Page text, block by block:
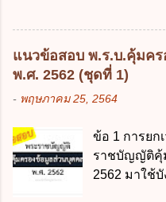
เครือข่ายดิ
จ่ายงบประม
ตามเป้าหมา
เกี่ยวกับ "แผ
รับผิดชอบใ
หน่วยงานข
การบริหารง
สาธารณะใ
เรื่อง หลัก
มิใช่ผู้ปกคร
ศึกษาภาคบั
พระราชบัญ
2545 ซึ่งเ
มีสาระสำคัญ
เว้นแต่เด็กที่
ภาคบังคับแ
มารดา 2.2
แนวข้อสอบ พ.ร.บ.คุ้มค
พ.ศ. 2562 (ชุดที่ 1)
- พฤษภาคม 25, 2564
ข้อ 1 การย
ราชบัญญัติคุ้
2562 มาใช้